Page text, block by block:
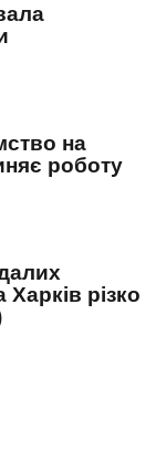
на
роботу
Харків різко